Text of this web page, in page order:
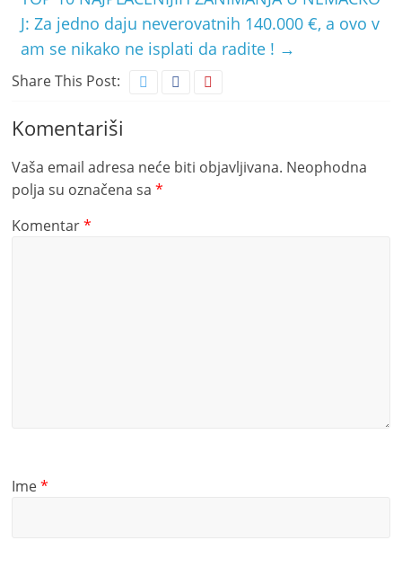
J: Za jedno daju neverovatnih 140.000 €, a ovo v
am se nikako ne isplati da radite ! →
Share This Post:
Komentariši
Vaša email adresa neće biti objavljivana. Neophodna
polja su označena sa*
Komentar*
Ime*